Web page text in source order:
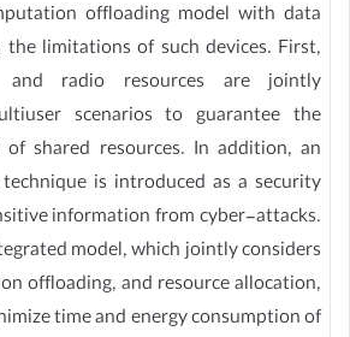
offloading model with data
limitations of such devices. First,
and radio resources are jointly
scenarios to guarantee the
shared resources. In addition, an
is introduced as a security
information from cyber-attacks.
model, which jointly considers
offloading, and resource allocation,
time and energy consumption of